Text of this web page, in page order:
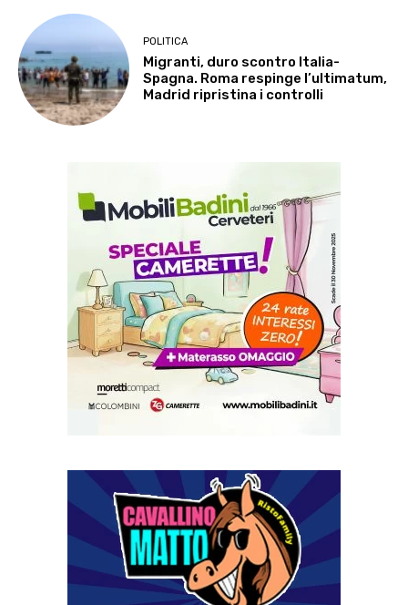
POLITICA
Migranti, duro scontro Italia-
Spagna. Roma respinge l’ultimatum,
Madrid ripristina i controlli